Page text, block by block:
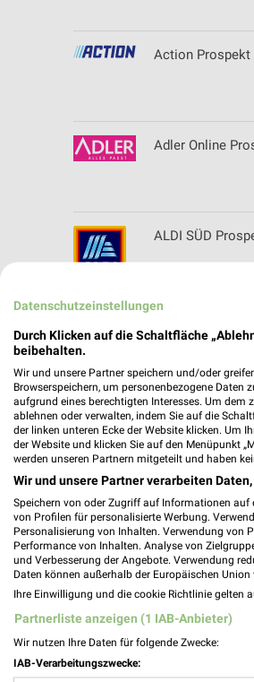
Action Prospekt
Adler Online
ALDI SÜD
Alnatura
Angermaier
Apollo
apotal.de
Datenschutzeinstellungen
Durch Klicken auf die Schaltfläche
beibehalten.
Wir und unsere Partner speichern und/oder
Browserspeichern, um personenbezogene Daten
aufgrund eines berechtigten Interesses. Um dem
ablehnen oder verwalten, indem Sie auf die
der linken unteren Ecke der Website klicken. Um
der Website und klicken Sie auf den Menüpunkt
werden unseren Partnern mitgeteilt und haben
Wir und unsere Partner verarbeiten
Speichern von oder Zugriff auf Informationen auf
von Profilen für personalisierte Werbung.
Personalisierung von Inhalten. Verwendung von
Performance von Inhalten. Analyse von
und Verbesserung der Angebote. Verwendung
Daten können außerhalb der Europäischen
Ihre Einwilligung und die cookie Richtlinie gelten
Partnerliste anzeigen (1 IAB-Anbieter)
Wir nutzen Ihre Daten für folgende Zwecke:
IAB-Verarbeitungszwecke: